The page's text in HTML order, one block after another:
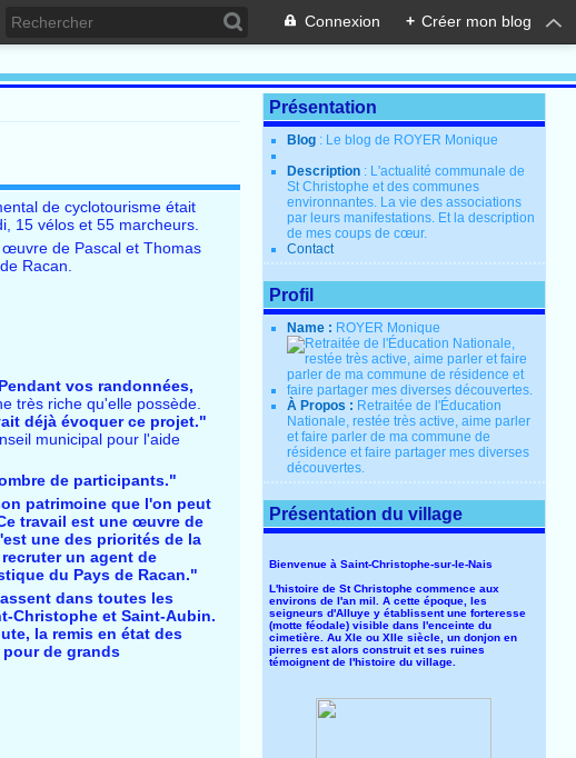
Connexion + Créer mon blog
de cyclotourisme était
15 vélos et 55 marcheurs.
de Pascal et Thomas
Racan.
vos randonnées,
très riche qu'elle possède.
déjà évoquer ce projet."
municipal pour l'aide
de participants."
patrimoine que l'on peut
travail est une œuvre de
une des priorités de la
un agent de
du Pays de Racan."
dans toutes les
Christophe et Saint-Aubin.
la remis en état des
de grands
Présentation
Blog : Le blog de ROYER Monique
Description : L'actualité communale de
St Christophe et des communes
environnantes. La vie des associations
par leurs manifestations. Et la description
de mes coups de cœur.
Contact
Profil
Name : ROYER Monique
À Propos : Retraitée de l'Éducation
Nationale, restée très active, aime parler
et faire parler de ma commune de
résidence et faire partager mes diverses
découvertes.
Présentation du village
Bienvenue à Saint-Christophe-sur-le-Nais
L'histoire de St Christophe commence aux
environs de l'an mil. A cette époque, les
seigneurs d'Alluye y établissent une forteresse
(motte féodale) visible dans l'enceinte du
cimetière. Au XIe ou XIIe siècle, un donjon en
pierres est alors construit et ses ruines
témoignent de l'histoire du village.